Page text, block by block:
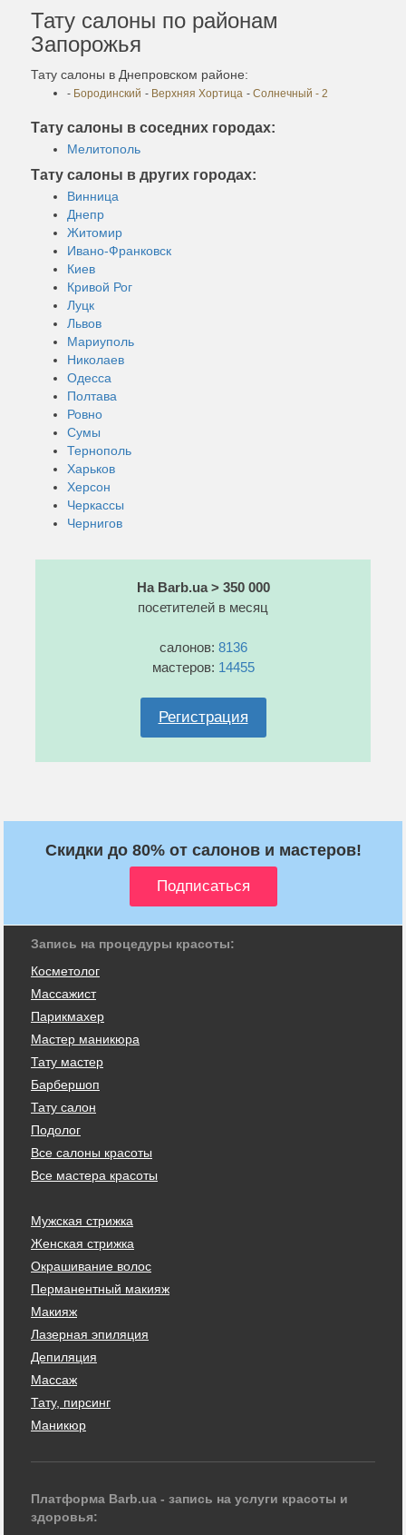
Тату салоны по районам
Запорожья
Тату салоны в Днепровском районе:
- Бородинский - Верхняя Хортица - Солнечный - 2
Тату салоны в соседних городах:
Мелитополь
Тату салоны в других городах:
Винница
Днепр
Житомир
Ивано-Франковск
Киев
Кривой Рог
Луцк
Львов
Мариуполь
Николаев
Одесса
Полтава
Ровно
Сумы
Тернополь
Харьков
Херсон
Черкассы
Чернигов
На Barb.ua > 350 000
посетителей в месяц
салонов: 8136
мастеров: 14455
Регистрация
Скидки до 80% от салонов и мастеров!
Запись на процедуры красоты:
Косметолог
Массажист
Парикмахер
Мастер маникюра
Тату мастер
Барбершоп
Тату салон
Подолог
Все салоны красоты
Все мастера красоты
Мужская стрижка
Женская стрижка
Окрашивание волос
Перманентный макияж
Макияж
Лазерная эпиляция
Депиляция
Массаж
Тату, пирсинг
Маникюр
Платформа Barb.ua - запись на услуги красоты и
здоровья: